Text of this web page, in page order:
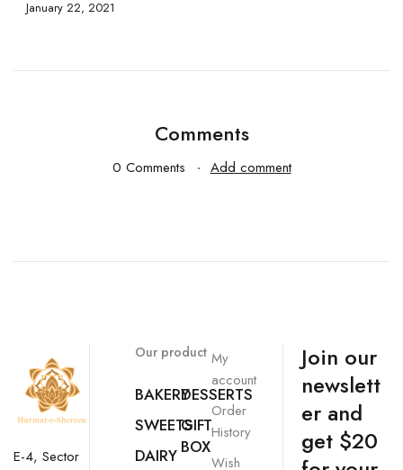
January 22, 2021
Comments
0 Comments Add comment
E-4, Sector
Our product
BAKERY
SWEETS
DAIRY
DESSERTS
GIFT
BOX
My
account
Order
History
Wish
Join our
newslett
er and
get $20